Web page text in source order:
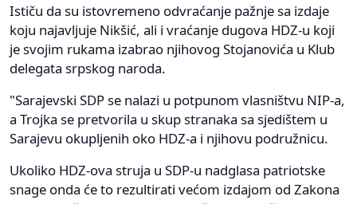
Ističu da su istovremeno odvraćanje pažnje sa izdaje
koju najavljuje Nikšić, ali i vraćanje dugova HDZ-u koji
je svojim rukama izabrao njihovog Stojanovića u Klub
delegata srpskog naroda.
"Sarajevski SDP se nalazi u potpunom vlasništvu NIP-a,
a Trojka se pretvorila u skup stranaka sa sjedištem u
Sarajevu okupljenih oko HDZ-a i njihovu podružnicu.
Ukoliko HDZ-ova struja u SDP-u nadglasa patriotske
snage onda će to rezultirati većom izdajom od Zakona